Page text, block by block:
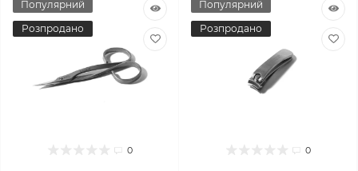
Популярний
Розпродано
0
Популярний
Розпродано
0